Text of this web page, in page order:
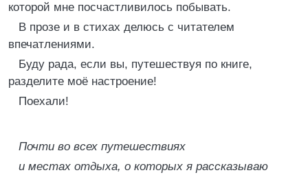
которой мне посчастливилось побывать.
В прозе и в стихах делюсь с читателем
впечатлениями.
Буду рада, если вы, путешествуя по книге,
разделите моё настроение!
Поехали!
Почти во всех путешествиях
и местах отдыха, о которых я рассказываю